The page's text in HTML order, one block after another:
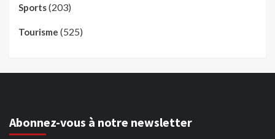
Sports(203)
Tourisme (525)
Abonnez-vous à notre newsletter